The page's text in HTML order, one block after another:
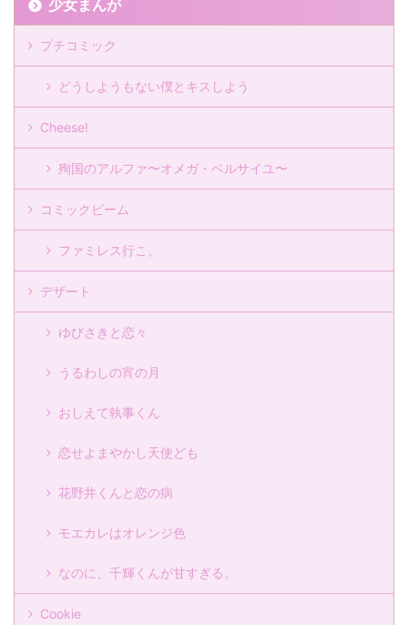
少女まんが
プチコミック
どうしようもない僕とキスしよう
Cheese!
殉国のアルファ〜オメガ・ベルサイユ〜
コミックビーム
ファミレス行こ。
デザート
ゆびさきと恋々
うるわしの宵の月
おしえて執事くん
恋せよまやかし天使ども
花野井くんと恋の病
モエカレはオレンジ色
なのに、千輝くんが甘すぎる。
Cookie